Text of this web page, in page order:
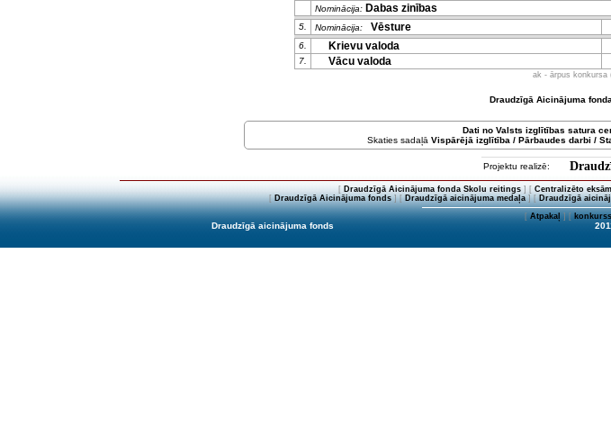
Nominācija: Dabas zinības
5.
Nominācija: Vēsture
6.
Krievu valoda
7.
Vācu valoda
ak - ārpus konkursa
Draudzīgā Aicinājuma
Dati no Valsts izglītības satura
Skaties sadaļā Vispārējā izglītība / Pārbaudes darbi /
Projektu realizē:
[ Draudzīgā Aicinājuma fonda Skolu reitings] [ Centralizēto
[Draudzīgā Aicinājuma fonds] [Draudzīgā aicinājuma medaļa] [Draudzīgā
[Atpakaļ] [
Draudzīgā aicinājuma fonds